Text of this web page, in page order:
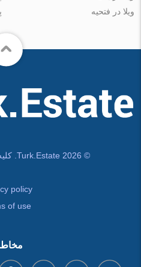
ویلا در فتحیه
© Turk.Estate 2026. کلیه حقوق محفوظ است.
policy
of use